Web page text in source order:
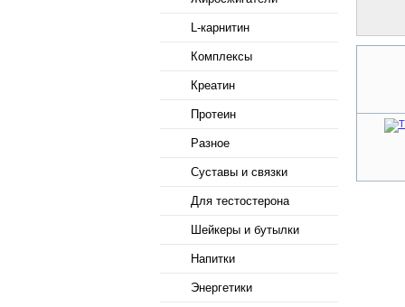
L-карнитин
Комплексы
Креатин
Протеин
Разное
Суставы и связки
Для тестостерона
Шейкеры и бутылки
Напитки
Энергетики